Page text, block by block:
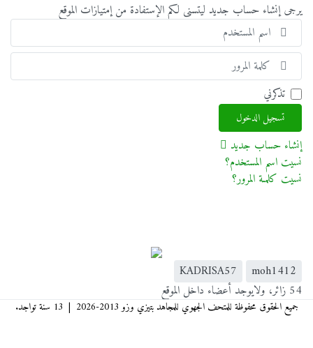
يرجى إنشاء حساب جديد ليتسنى لكم الإستفادة من إمتيازات الموقع
اسم
تذكرني
تسجيل الدخول
إنشاء حساب جديد
نسيت اسم المستخدم؟
نسيت كلمـة المرور؟
moh1412
KADRISA57
54 زائر، ولايوجد أعضاء داخل الموقع
جميع الحقوق محفوظة للمتحف الجهوي للمجاهد بتيزي وزو 2013-2026 | 13 سنة تواجد.